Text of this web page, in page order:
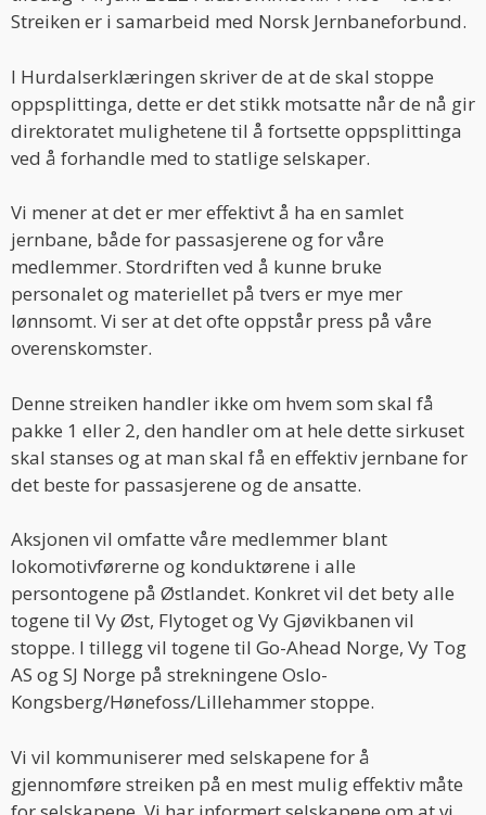
Streiken er i samarbeid med Norsk Jernbaneforbund.
I Hurdalserklæringen skriver de at de skal stoppe
oppsplittinga, dette er det stikk motsatte når de nå gir
direktoratet mulighetene til å fortsette oppsplittinga
ved å forhandle med to statlige selskaper.
Vi mener at det er mer effektivt å ha en samlet
jernbane, både for passasjerene og for våre
medlemmer. Stordriften ved å kunne bruke
personalet og materiellet på tvers er mye mer
lønnsomt. Vi ser at det ofte oppstår press på våre
overenskomster.
Denne streiken handler ikke om hvem som skal få
pakke 1 eller 2, den handler om at hele dette sirkuset
skal stanses og at man skal få en effektiv jernbane for
det beste for passasjerene og de ansatte.
Aksjonen vil omfatte våre medlemmer blant
lokomotivførerne og konduktørene i alle
persontogene på Østlandet. Konkret vil det bety alle
togene til Vy Øst, Flytoget og Vy Gjøvikbanen vil
stoppe. I tillegg vil togene til Go-Ahead Norge, Vy Tog
AS og SJ Norge på strekningene Oslo-
Kongsberg/Hønefoss/Lillehammer stoppe.
Vi vil kommuniserer med selskapene for å
gjennomføre streiken på en mest mulig effektiv måte